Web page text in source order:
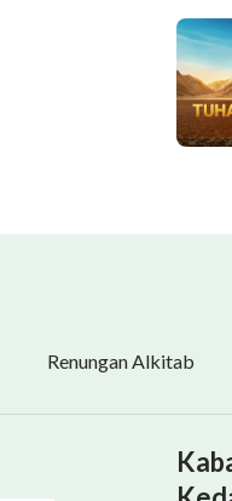
Renungan Alkitab